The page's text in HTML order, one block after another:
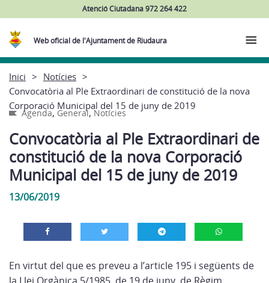
Atenció Ciutadana 972 264 422
Web oficial de l'Ajuntament de Riudaura
Inici
Notícies
Convocatòria al Ple Extraordinari de constitució de la nova
Corporació Municipal del 15 de juny de 2019
Agenda, General,Notícies
Convocatòria al Ple Extraordinari de
constitució de la nova Corporació
Municipal del 15 de juny de 2019
13/06/2019
En virtut del que es preveu a l’article 195 i següents de